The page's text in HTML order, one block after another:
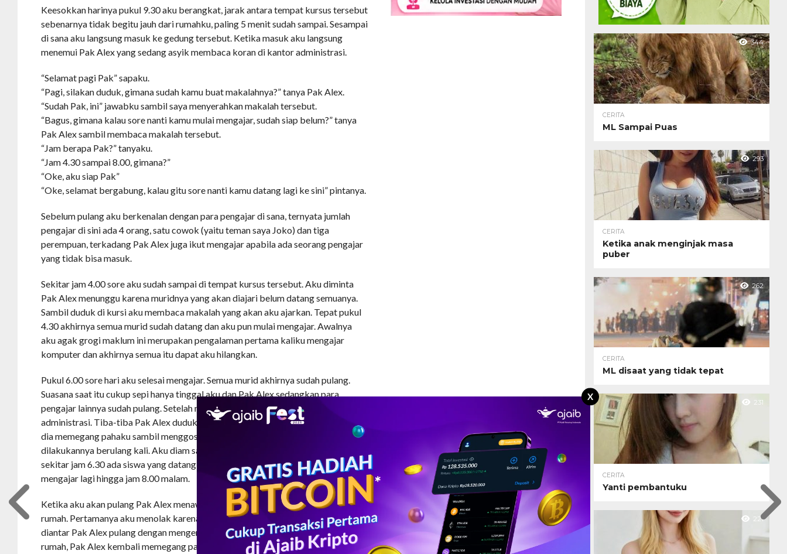
X
Keesokkan harinya pukul 9.30 aku berangkat, jarak antara tempat kursus tersebut
sebenarnya tidak begitu jauh dari rumahku, paling 5 menit sudah sampai. Sesampai
di sana aku langsung masuk ke gedung tersebut. Ketika masuk aku langsung
menemui Pak Alex yang sedang asyik membaca koran di kantor administrasi.
“Selamat pagi Pak” sapaku.
“Pagi, silakan duduk, gimana sudah kamu buat makalahnya?” tanya Pak Alex.
“Sudah Pak, ini” jawabku sambil saya menyerahkan makalah tersebut.
“Bagus, gimana kalau sore nanti kamu mulai mengajar, sudah siap belum?” tanya
Pak Alex sambil membaca makalah tersebut.
“Jam berapa Pak?” tanyaku.
“Jam 4.30 sampai 8.00, gimana?”
“Oke, aku siap Pak”
“Oke, selamat bergabung, kalau gitu sore nanti kamu datang lagi ke sini” pintanya.
Sebelum pulang aku berkenalan dengan para pengajar di sana, ternyata jumlah
pengajar di sini ada 4 orang, satu cowok (yaitu teman saya Joko) dan tiga
perempuan, terkadang Pak Alex juga ikut mengajar apabila ada seorang pengajar
yang tidak bisa masuk.
Sekitar jam 4.00 sore aku sudah sampai di tempat kursus tersebut. Aku diminta
Pak Alex menunggu karena muridnya yang akan diajari belum datang semuanya.
Sambil duduk di kursi aku membaca makalah yang akan aku ajarkan. Tepat pukul
4.30 akhirnya semua murid sudah datang dan aku pun mulai mengajar. Awalnya
aku agak grogi maklum ini merupakan pengalaman pertama kaliku mengajar
komputer dan akhirnya semua itu dapat aku hilangkan.
Pukul 6.00 sore hari aku selesai mengajar. Semua murid akhirnya sudah pulang.
Suasana saat itu cukup sepi hanya tinggal aku dan Pak Alex sedangkan para
pengajar lainnya sudah pulang. Setelah mengajar aku duduk santai di ruang
administrasi. Tiba-tiba Pak Alex duduk di dekatku sambil menawarkan makanan
dia memegang pahaku sambil menggosoknya. Aku sangat terkejut, hal itu
dilakukannya berulang kali. Aku diam saja ketika itu. Setelah beberapa saat
sekitar jam 6.30 ada siswa yang datang untuk belajar. Akhirnya aku mulai
mengajar lagi hingga jam 8.00 malam.
Ketika aku akan pulang Pak Alex menawarkan untuk mengantarku pulang ke
rumah. Pertamanya aku menolak karena dia adalah pimpinanku, tapi akhirnya aku
diantar Pak Alex pulang dengan mengendarai sepeda motor. Di perjalanan menuju
rumah, Pak Alex kembali memegang pahaku sambil menggosoknya. Malam itu
344
CERITA
ML Sampai Puas
293
CERITA
Ketika anak menginjak masa
puber
262
CERITA
ML disaat yang tidak tepat
231
CERITA
Yanti pembantuku
221